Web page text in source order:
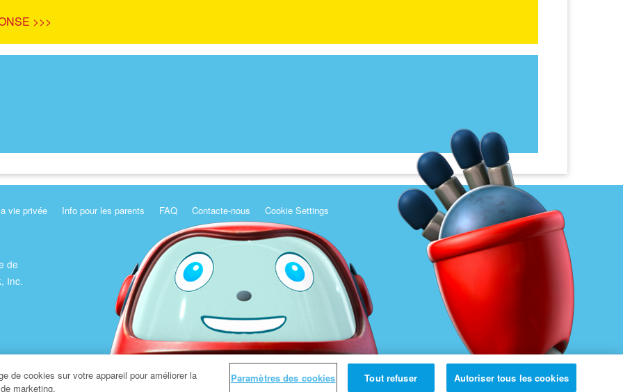
>>>
vie privée Info pour les parents FAQ Contacte-nous Cookie Settings
de
Inc.
de cookies sur votre appareil pour améliorer la
marketing.
Paramètres des cookies Tout refuser Autoriser tous les cookies